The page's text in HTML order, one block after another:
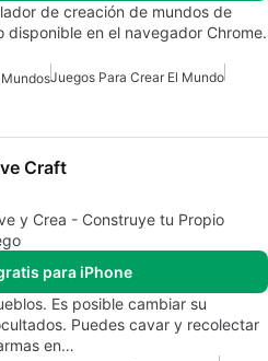
de creación de mundos de
disponible en el navegador Chrome.
Juegos Para Crear El Mundo
Craft
y Crea - Construye tu Propio
para iPhone
Es posible cambiar su
Puedes cavar y recolectar
en…